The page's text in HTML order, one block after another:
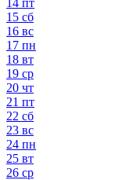
14 пт
15 сб
16 вс
17 пн
18 вт
19 ср
20 чт
21 пт
22 сб
23 вс
24 пн
25 вт
26 ср